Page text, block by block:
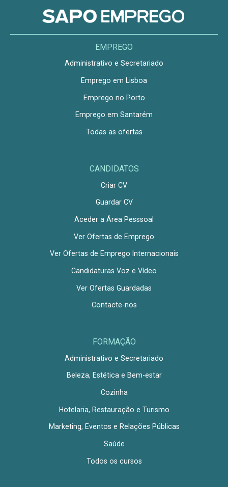
EMPREGO
Administrativo e Secretariado
Emprego em Lisboa
Emprego no Porto
Emprego em Santarém
Todas as ofertas
CANDIDATOS
Criar CV
Guardar CV
Aceder a Área Pesssoal
Ver Ofertas de Emprego
Ver Ofertas de Emprego Internacionais
Candidaturas Voz e Vídeo
Ver Ofertas Guardadas
Contacte-nos
FORMAÇÃO
Administrativo e Secretariado
Beleza, Estética e Bem-estar
Cozinha
Hotelaria, Restauração e Turismo
Marketing, Eventos e Relações Públicas
Saúde
Todos os cursos